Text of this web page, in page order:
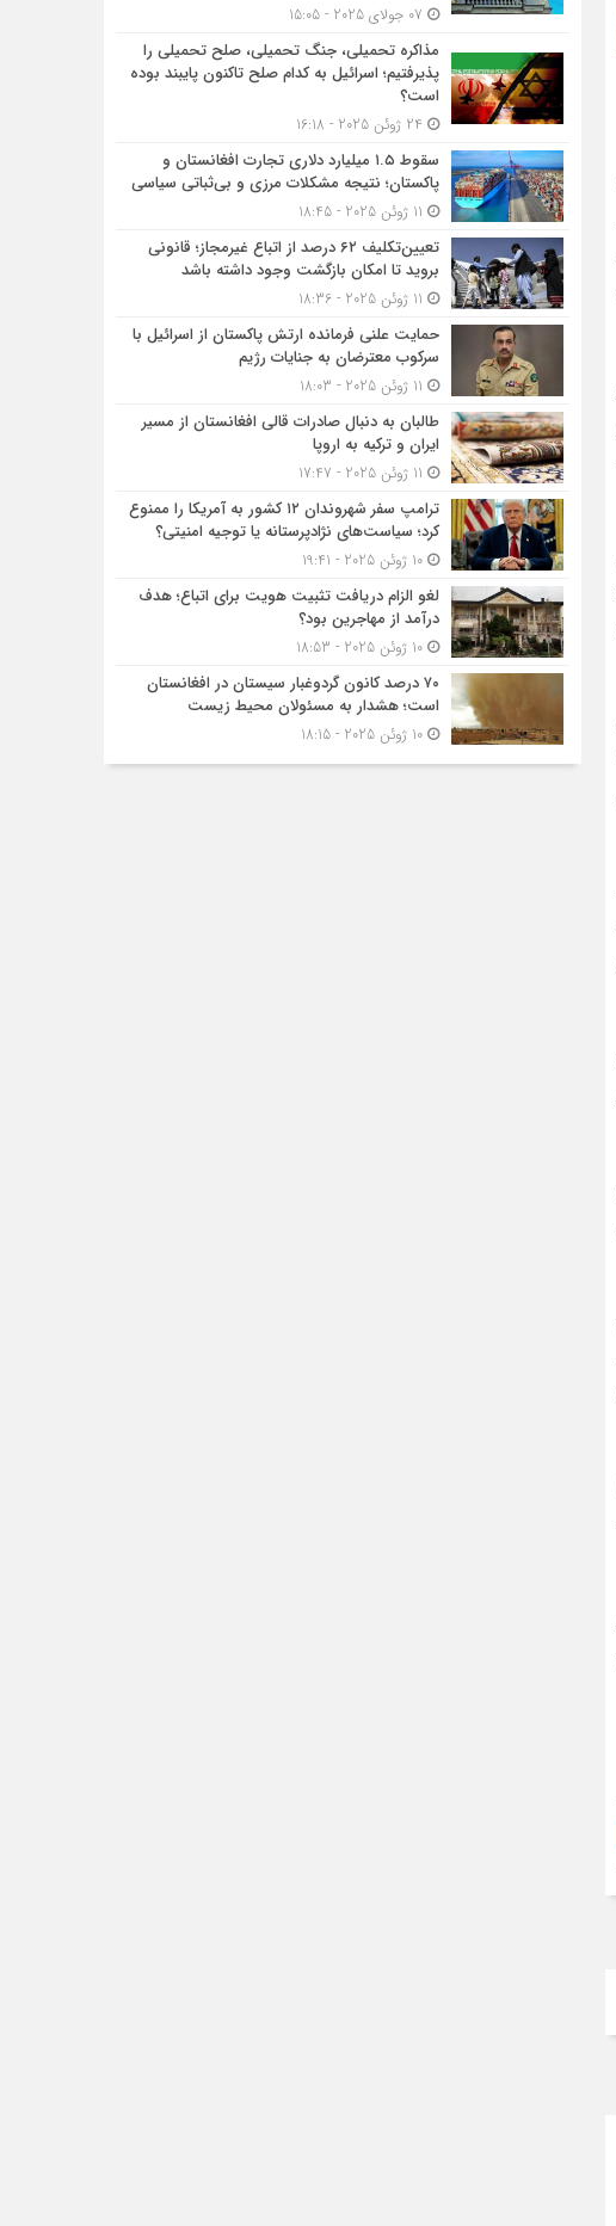
مذاکره تحمیلی، جنگ تحمیلی، صلح تحمیلی را
پذیرفتیم؛ اسرائیل به کدام صلح تاکنون پایبند بوده
است؟
سقوط ۱.۵ میلیارد دلاری تجارت افغانستان و
پاکستان؛ نتیجه مشکلات مرزی و بی‌ثباتی سیاسی
تعیین‌تکلیف ۶۲ درصد از اتباع غیرمجاز؛ قانونی
بروید تا امکان بازگشت وجود داشته باشد
حمایت علنی فرمانده ارتش پاکستان از اسرائیل با
سرکوب معترضان به جنایات رژیم
طالبان به دنبال صادرات قالی افغانستان از مسیر
ایران و ترکیه به اروپا
ترامپ سفر شهروندان ۱۲ کشور به آمریکا را ممنوع
کرد؛ سیاست‌های نژادپرستانه یا توجیه امنیتی؟
10 ژوئن 2025 - 19:41
لغو الزام دریافت تثبیت هویت برای اتباع؛ هدف
درآمد از مهاجرین بود؟
10 ژوئن 2025 - 18:53
۷۰ درصد کانون گردوغبار سیستان در افغانستان
است؛ هشدار به مسئولان محیط زیست
10 ژوئن 2025 - 18:15